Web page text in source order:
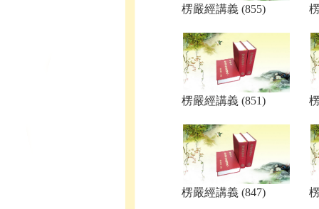
楞嚴經講義 (855)
楞嚴經講義 (851)
楞嚴經講義 (847)